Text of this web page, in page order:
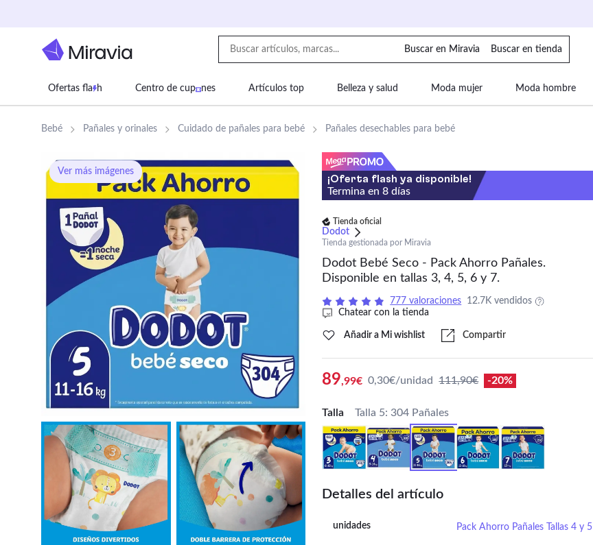
Buscar en Miravia Buscar en tienda
Ofertas fla h Centro de cup nes Artículos top Belleza y salud Moda mujer Moda hombre
Supermercado Juguetes Deportes Equipaje Mascotas Bebé
Bebé Pañales y orinales Cuidado de pañales para bebé Pañales desechables para bebé
Ver más imágenes
¡Oferta flash ya disponible!
Termina en 8 días
Tienda oficial
Dodot
Tienda gestionada por Miravia
Dodot Bebé Seco - Pack Ahorro Pañales.
Disponible en tallas 3, 4, 5, 6 y 7.
777 valoraciones
12.7K vendidos
Chatear con la tienda
Añadir a Mi wishlist Compartir
89,99€ 0,30€/unidad 111,90€ -20%
Talla Talla 5: 304 Pañales
Detalles del artículo
unidades Pack Ahorro Pañales Tallas 4 y 5